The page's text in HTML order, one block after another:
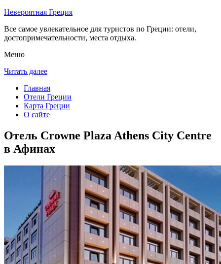
Невероятная Греция
Все самое увлекательное для туристов по Греции: отели,
достопримечательности, места отдыха.
Меню
Читать далее
Главная
Отели Греции
Карта Греции
О сайте
Отель Crowne Plaza Athens City Centre
в Афинах